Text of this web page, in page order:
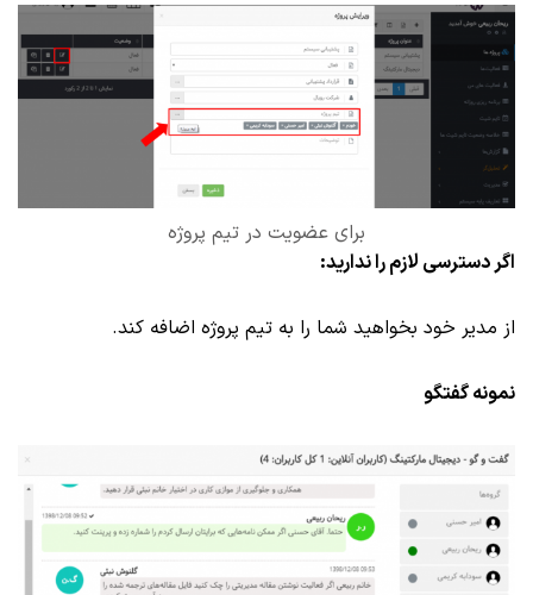
برای عضویت در تیم پروژه
اگر دسترسی لازم را ندارید:
از مدیر خود بخواهید شما را به تیم پروژه اضافه کند.
نمونه گفتگو